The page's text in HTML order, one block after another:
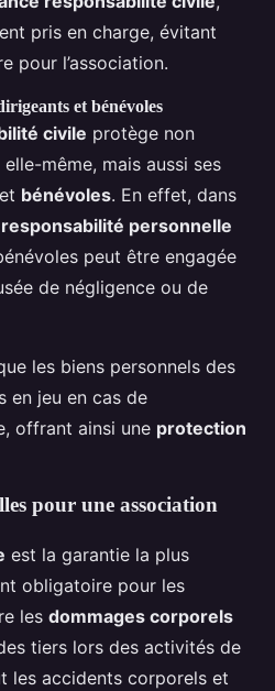
pris en charge, évitant
pour l’association.
et bénévoles
civile protège non
même, mais aussi ses
bénévoles. En effet, dans
responsabilité personnelle
peut être engagée
de négligence ou de
les biens personnels des
en jeu en cas de
offrant ainsi une protection
pour une association
est la garantie la plus
obligatoire pour les
les dommages corporels
tiers lors des activités de
les accidents corporels et